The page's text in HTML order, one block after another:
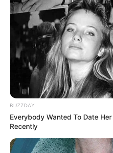
seletivo para
Combate às
30 horas:
se posicionou
40 para 30
DESTAQUES DO MÊS
Prefeitura
história...
BUZZDAY
Everybody Wanted To Date
Recently